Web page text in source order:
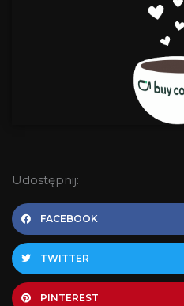
Udostępnij:
FACEBOOK
TWITTER
PINTEREST